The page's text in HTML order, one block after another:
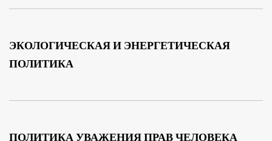
ЭКОЛОГИЧЕСКАЯ И ЭНЕРГЕТИЧЕСКАЯ
ПОЛИТИКА
ПОЛИТИКА УВАЖЕНИЯ ПРАВ ЧЕЛОВЕКА